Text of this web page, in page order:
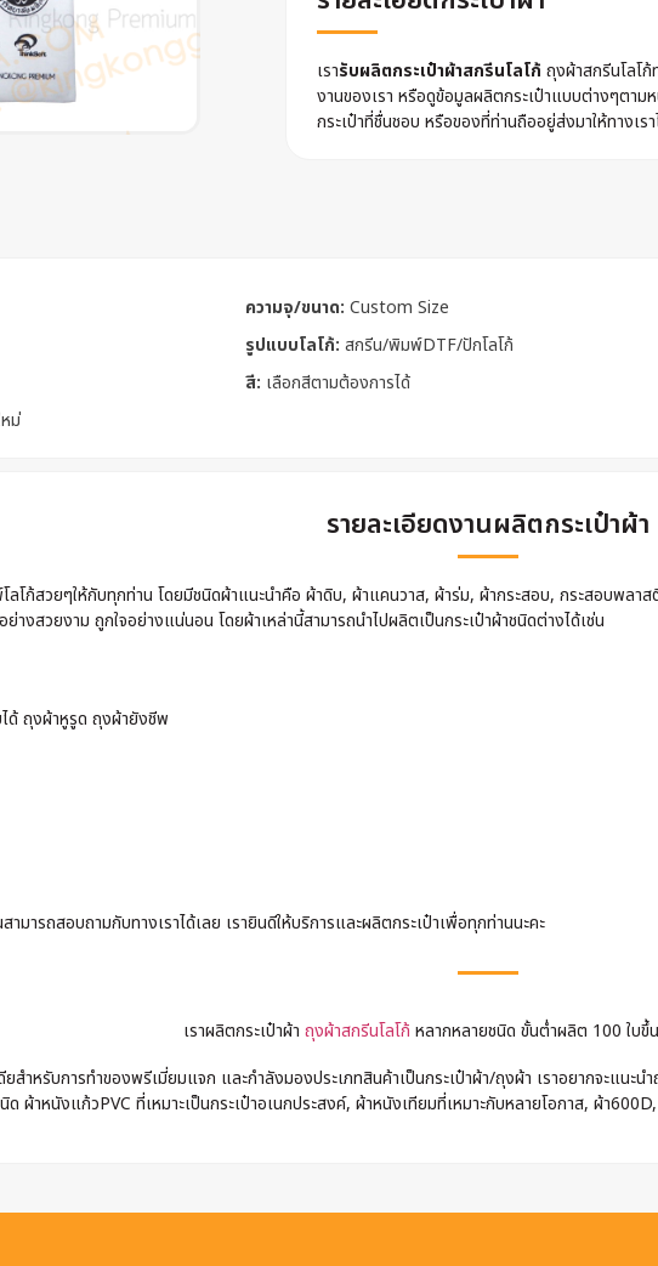
เรารับผลิตกระเป๋าผ้าสกรีนโลโก้ ถุงผ้าสกรีนโลโ
งานของเรา หรือดูข้อมูลผลิตกระเป๋าแบบต่างๆตามห
กระเป๋าที่ชื่นชอบ หรือของที่ท่านถืออยู่ส่งมาให้ทางเรา
ม่
ความจุ/ขนาด: Custom Size
รูปแบบโลโก้: สกรีน/พิมพ์DTF/ปักโลโก้
สี: เลือกสีตามต้องการได้
รายละเอียดงานผลิตกระเป๋าผ้า
โลโก้สวยๆให้กับทุกท่าน โดยมีชนิดผ้าแนะนำคือ ผ้าดิบ, ผ้าแคนวาส, ผ้าร่ม, ผ้ากระสอบ, กระสอบพ
ย่างสวยงาม ถูกใจอย่างแน่นอน โดยผ้าเหล่านี้สามารถนำไปผลิตเป็นกระเป๋าผ้าชนิดต่างได้เช่น
ด้ ถุงผ้าหูรูด ถุงผ้ายังชีพ
มารถสอบถามกับทางเราได้เลย เรายินดีให้บริการและผลิตกระเป๋าเพื่อทุกท่านนะคะ
เราผลิตกระเป๋าผ้า ถุงผ้าสกรีนโลโก้ หลากหลายชนิด ขั้นต่ำผลิต 100 ใบขึ้
สำหรับการทำของพรีเมี่ยมแจก และกำลังมองประเภทสินค้าเป็นกระเป๋าผ้า/ถุงผ้า เราอยากจะแน
ผ้าหนังแก้วPVC ที่เหมาะเป็นกระเป๋าอเนกประสงค์, ผ้าหนังเทียมที่เหมาะกับหลายโอกาส, ผ้า